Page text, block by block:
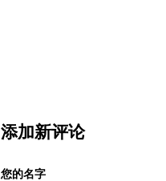
添加新评论
您的名字